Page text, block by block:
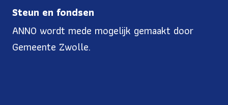
Steun en fondsen
ANNO wordt mede mogelijk gemaakt door
Gemeente Zwolle.